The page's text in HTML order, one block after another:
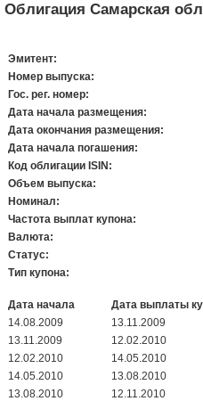
Облигация Самарская
Эмитент:
Номер выпуска:
Гос. рег. номер:
Дата начала размещения:
Дата окончания размещения:
Дата начала погашения:
Код облигации ISIN:
Объем выпуска:
Номинал:
Частота выплат купона:
Валюта:
Статус:
Тип купона:
Дата начала
Дата выплаты
14.08.2009
13.11.2009
13.11.2009
12.02.2010
12.02.2010
14.05.2010
14.05.2010
13.08.2010
13.08.2010
12.11.2010